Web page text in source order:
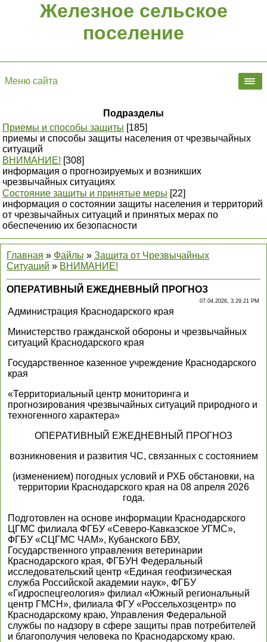
Железное сельское
поселение
Меню сайта
Подразделы
Приемы и способы защиты [185]
приемы и способы защиты населения от чрезвычайных
ситуаций
ВНИМАНИЕ! [308]
информация о прогнозируемых и возникших
чрезвычайных ситуациях
Состояние защиты и принятые меры [22]
информация о состоянии защиты населения и территорий
от чрезвычайных ситуаций и принятых мерах по
обеспечению их безопасности
Главная » Файлы » Защита от Чрезвычайных
Ситуаций » ВНИМАНИЕ!
ОПЕРАТИВНЫЙ ЕЖЕДНЕВНЫЙ ПРОГНОЗ
07.04.2026, 3.29.21 PM
Администрация Краснодарского края
Министерство гражданской обороны и чрезвычайных
ситуаций Краснодарского края
Государственное казенное учреждение Краснодарского
края
«Территориальный центр мониторинга и
прогнозирования чрезвычайных ситуаций природного и
техногенного характера»
ОПЕРАТИВНЫЙ ЕЖЕДНЕВНЫЙ ПРОГНОЗ
возникновения и развития ЧС, связанных с состоянием
(изменением) погодных условий и РХБ обстановки, на
территории Краснодарского края на 08 апреля 2026
года.
Подготовлен на основе информации Краснодарского
ЦГМС филиала ФГБУ «Северо-Кавказское УГМС»,
ФГБУ «СЦГМС ЧАМ», Кубанского БВУ,
Государственного управления ветеринарии
Краснодарского края, ФГБУН Федеральный
исследовательский центр «Единая геофизическая
служба Российской академии наук», ФГБУ
«Гидроспецгеология» филиал «Южный региональный
центр ГМСН», филиала ФГУ «Россельхозцентр» по
Краснодарскому краю, Управления Федеральной
службы по надзору в сфере защиты прав потребителей
и благополучия человека по Краснодарскому краю.